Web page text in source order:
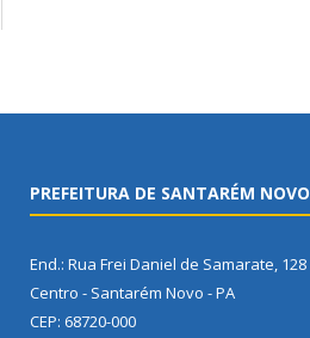
PREFEITURA DE SANTARÉM NOVO
End.: Rua Frei Daniel de Samarate, 128
Centro - Santarém Novo - PA
CEP: 68720-000